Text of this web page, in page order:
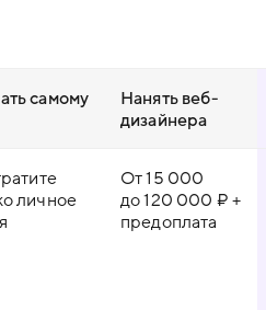
самому
Нанять веб-
дизайнера
личное
От 15 000
до 120 000 ₽ +
предоплата